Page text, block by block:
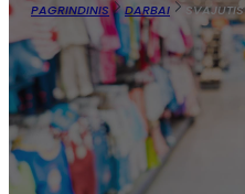
PAGRINDINIS DARBAI SVAJUTIS